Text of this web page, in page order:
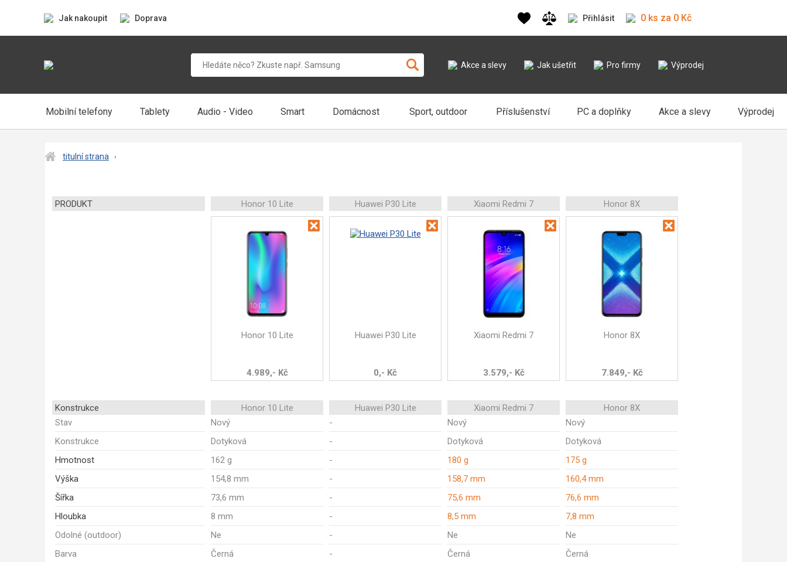
Jak nakoupit Doprava Přihlásit 0 ks za 0 Kč
Akce a slevy Jak ušetřit Pro firmy Výprodej
Mobilní telefony Tablety Audio - Video Smart Domácnost Sport, outdoor Příslušenství PC a doplňky Akce a slevy Výprodej
titulní strana
PRODUKT Honor 10 Lite Huawei P30 Lite Xiaomi Redmi 7 Honor 8X
Honor 10 Lite
4.989,- Kč
Huawei P30 Lite
0,- Kč
Xiaomi Redmi 7
3.579,- Kč
Honor 8X
7.849,- Kč
Konstrukce Honor 10 Lite Huawei P30 Lite Xiaomi Redmi 7
Honor 8X
Stav
Nový - Nový
Nový
Konstrukce
Dotyková - Dotyková
Dotyková
Hmotnost
162 g - 180 g
175 g
Výška
154,8 mm - 158,7 mm
160,4 mm
Šířka
73,6 mm - 75,6 mm
76,6 mm
Hloubka
8 mm - 8,5 mm
7,8 mm
Odolné (outdoor)
Ne - Ne
Ne
Barva
Černá - Černá
Černá